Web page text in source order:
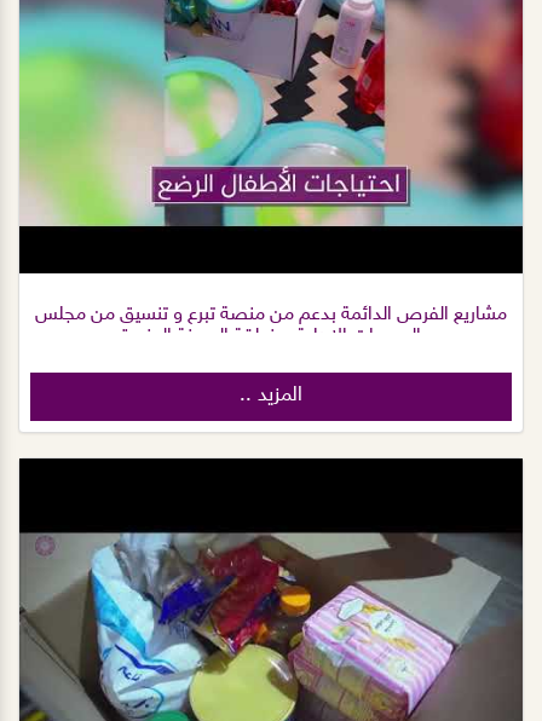
مشاريع الفرص الدائمة بدعم من منصة تبرع و تنسيق من مجلس
الجمعيات الاهلية بمنطقة المدينة المنورة
المزيد ..